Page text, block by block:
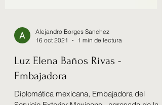
16 oct 2021
1 min de lectura
Luz Elena Baños Rivas -
Embajadora